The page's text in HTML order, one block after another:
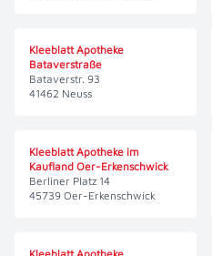
Kleeblatt Apotheke
Bataverstraße
Bataverstr. 93
41462 Neuss
Kleeblatt Apotheke im
Kaufland Oer-Erkenschwick
Berliner Platz 14
45739 Oer-Erkenschwick